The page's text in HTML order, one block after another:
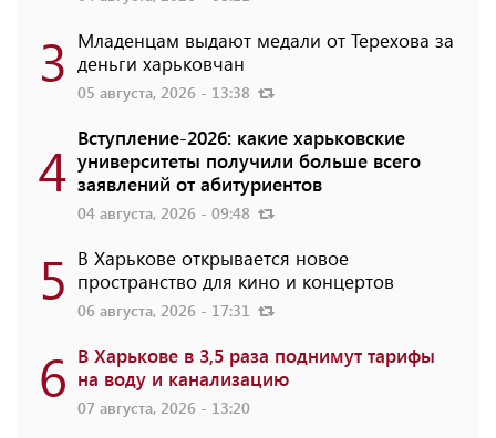
3 Младенцам выдают медали от Терехова за
деньги харьковчан
05 августа, 2026 - 13:38
4 Вступление-2026: какие харьковские
университеты получили больше всего
заявлений от абитуриентов
04 августа, 2026 - 09:48
5 В Харькове открывается новое
пространство для кино и концертов
06 августа, 2026 - 17:31
6 В Харькове в 3,5 раза поднимут тарифы
на воду и канализацию
07 августа, 2026 - 13:20